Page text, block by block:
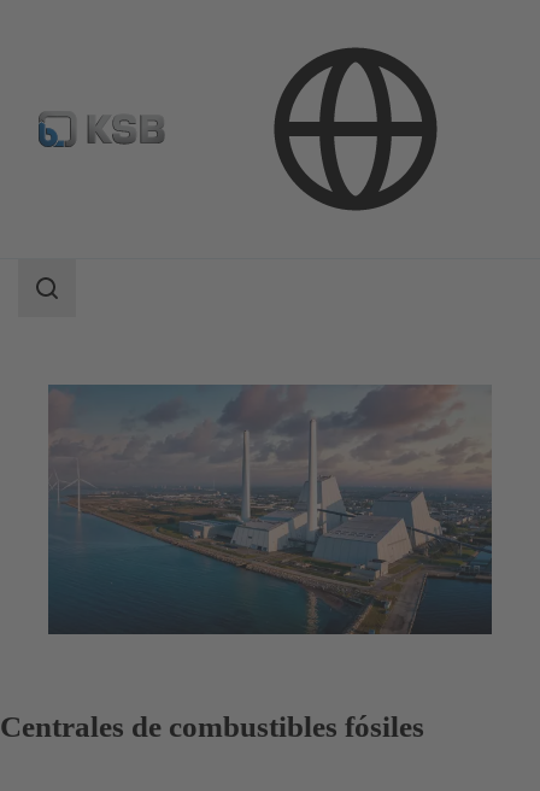
Centrales eléctricas a base de combustibles fósiles
Área
Centrales de combustibles fósiles